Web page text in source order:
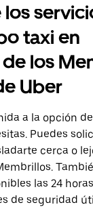
taxi en
los
Uber
a la opción
Puedes
cerca o
las 24
de seguridad